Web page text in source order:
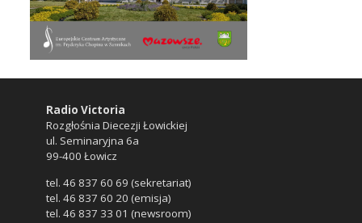
Radio Victoria
Rozgłośnia Diecezji Łowickiej
ul. Seminaryjna 6a
99-400 Łowicz
tel. 46 837 60 69 (sekretariat)
tel. 46 837 60 20 (emisja)
tel. 46 837 33 01 (newsroom)